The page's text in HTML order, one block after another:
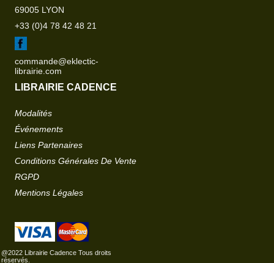
69005 LYON
+33 (0)4 78 42 48 21
commande@eklectic-
librairie.com
LIBRAIRIE CADENCE
Modalités
Événements
Liens Partenaires
Conditions Générales De Vente
RGPD
Mentions Légales
@2022 Librairie Cadence Tous droits
réservés.